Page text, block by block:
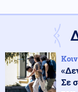
της
Κόσμος
Τους
κόσμου
Σε